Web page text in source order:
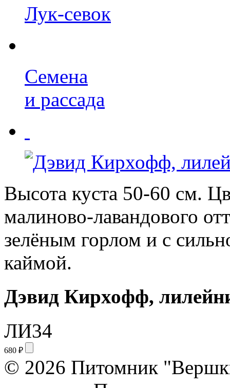
Лук-севок
Семена
и рассада
Высота куста 50-60 см.
малиново-лавандового
зелёным горлом и с
каймой.
Дэвид Кирхофф,
ЛИ34
680 ₽
© 2026 Питомник